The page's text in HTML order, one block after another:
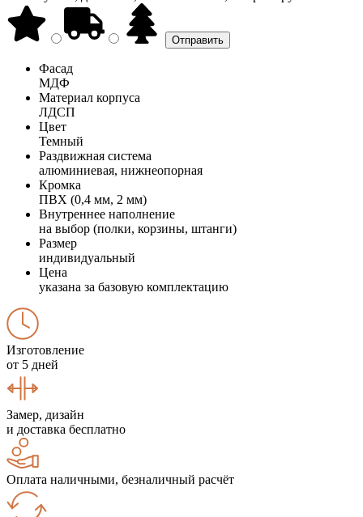
Фасад
МДФ
Материал корпуса
ЛДСП
Цвет
Темный
Раздвижная система
алюминиевая, нижнеопорная
Кромка
ПВХ (0,4 мм, 2 мм)
Внутреннее наполнение
на выбор (полки, корзины, штанги)
Размер
индивидуальный
Цена
указана за базовую комплектацию
Изготовление
от 5 дней
Замер, дизайн
и доставка бесплатно
Оплата наличными, безналичный расчёт